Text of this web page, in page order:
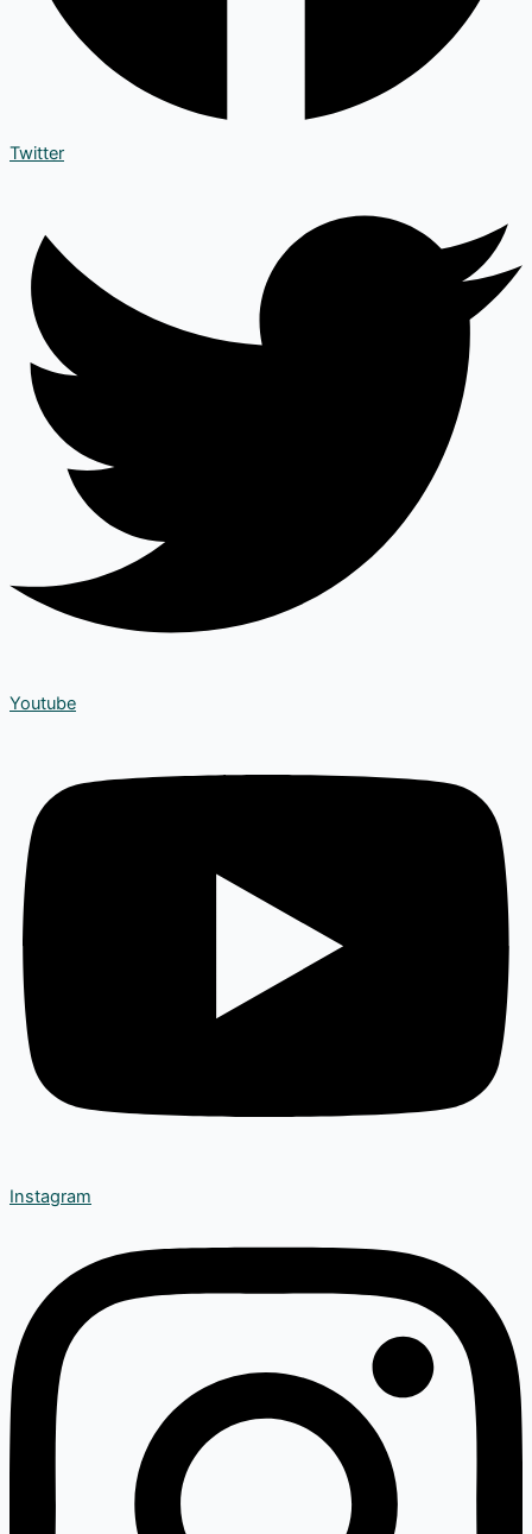
Twitter
Youtube
Instagram